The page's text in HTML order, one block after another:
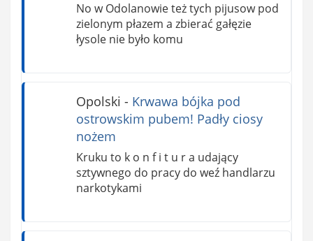
No w Odolanowie też tych pijusow pod
zielonym płazem a zbierać gałęzie
łysole nie było komu
Opolski - Krwawa bójka pod
ostrowskim pubem! Padły ciosy
nożem
Kruku to k o n f i t u r a udający
sztywnego do pracy do weź handlarzu
narkotykami